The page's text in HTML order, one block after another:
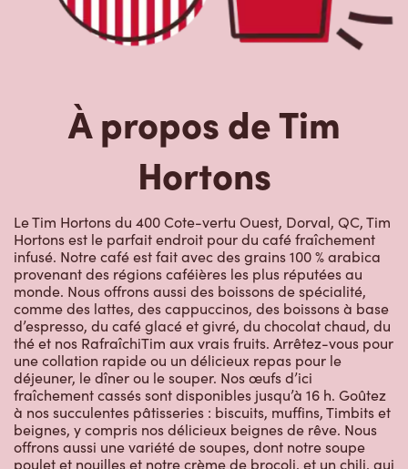
À propos de Tim
Hortons
Le Tim Hortons du 400 Cote-vertu Ouest, Dorval, QC, Tim
Hortons est le parfait endroit pour du café fraîchement
infusé. Notre café est fait avec des grains 100 % arabica
provenant des régions caféières les plus réputées au
monde. Nous offrons aussi des boissons de spécialité,
comme des lattes, des cappuccinos, des boissons à base
d’espresso, du café glacé et givré, du chocolat chaud, du
thé et nos RafraîchiTim aux vrais fruits. Arrêtez-vous pour
une collation rapide ou un délicieux repas pour le
déjeuner, le dîner ou le souper. Nos œufs d’ici
fraîchement cassés sont disponibles jusqu’à 16 h. Goûtez
à nos succulentes pâtisseries : biscuits, muffins, Timbits et
beignes, y compris nos délicieux beignes de rêve. Nous
offrons aussi une variété de soupes, dont notre soupe
poulet et nouilles et notre crème de brocoli, et un chili, qui